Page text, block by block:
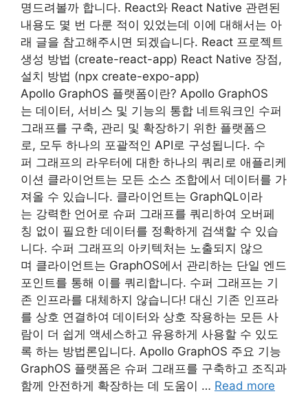
명드려볼까 합니다. React와 React Native 관련된
내용도 몇 번 다룬 적이 있었는데 이에 대해서는 아
래 글을 참고해주시면 되겠습니다. React 프로젝트
생성 방법 (create-react-app) React Native 장점,
설치 방법 (npx create-expo-app)
Apollo GraphOS 플랫폼이란? Apollo GraphOS
는 데이터, 서비스 및 기능의 통합 네트워크인 수퍼
그래프를 구축, 관리 및 확장하기 위한 플랫폼으
로, 모두 하나의 포괄적인 API로 구성됩니다. 수
퍼 그래프의 라우터에 대한 하나의 쿼리로 애플리케
이션 클라이언트는 모든 소스 조합에서 데이터를 가
져올 수 있습니다. 클라이언트는 GraphQL이라
는 강력한 언어로 슈퍼 그래프를 쿼리하여 오버페
칭 없이 필요한 데이터를 정확하게 검색할 수 있습
니다. 수퍼 그래프의 아키텍처는 노출되지 않으
며 클라이언트는 GraphOS에서 관리하는 단일 엔드
포인트를 통해 이를 쿼리합니다. 수퍼 그래프는 기
존 인프라를 대체하지 않습니다! 대신 기존 인프라
를 상호 연결하여 데이터와 상호 작용하는 모든 사
람이 더 쉽게 액세스하고 유용하게 사용할 수 있도
록 하는 방법론입니다. Apollo GraphOS 주요 기능
GraphOS 플랫폼은 슈퍼 그래프를 구축하고 조직과
함께 안전하게 확장하는 데 도움이 … Read more